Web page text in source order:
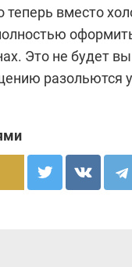
вместо
Это не будет
разольются